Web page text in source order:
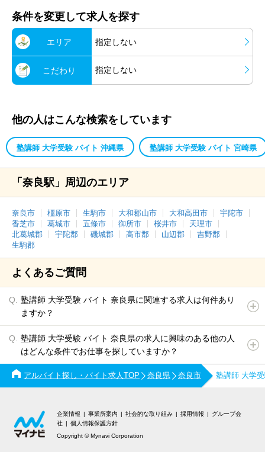
条件を変更して求人を探す
エリア 指定しない
こだわり 指定しない
他の人はこんな検索をしています
塾講師 大学受験 バイト 沖縄県 塾講師 大学受験 バイト 宮崎県
「奈良駅」周辺のエリア
奈良市 橿原市 生駒市 大和郡山市 大和高田市
宇陀市
香芝市
葛城市 五條市 御所市 桜井市
天理市
北葛城郡
宇陀郡 磯城郡 高市郡 山辺郡
吉野郡
生駒郡
よくあるご質問
塾講師 大学受験 バイト 奈良県に関連する求人は何件あり
ますか？
塾講師 大学受験 バイト 奈良県の求人に興味のある他の人
はどんな条件でお仕事を探していますか？
アルバイト探し・バイト求人TOP 奈良県 奈良市 塾講師 大学
企業情報 事業所案内 社会的な取り組み 採用情報
グループ会
社
個人情報保護方針
Copyright © Mynavi Corporation